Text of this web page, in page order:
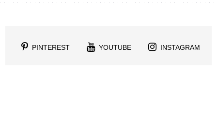
PINTEREST YOUTUBE INSTAGRAM